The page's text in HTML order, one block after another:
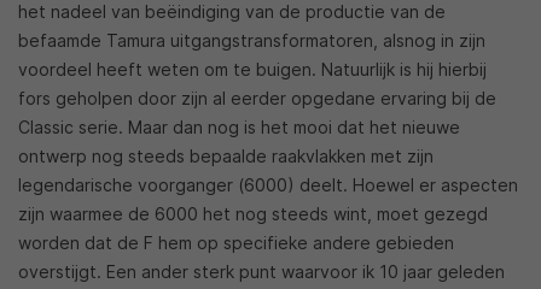
het nadeel van beëindiging van de productie van de
befaamde Tamura uitgangstransformatoren, alsnog in zijn
voordeel heeft weten om te buigen. Natuurlijk is hij hierbij
fors geholpen door zijn al eerder opgedane ervaring bij de
Classic serie. Maar dan nog is het mooi dat het nieuwe
ontwerp nog steeds bepaalde raakvlakken met zijn
legendarische voorganger (6000) deelt. Hoewel er aspecten
zijn waarmee de 6000 het nog steeds wint, moet gezegd
worden dat de F hem op specifieke andere gebieden
overstijgt. Een ander sterk punt waarvoor ik 10 jaar geleden